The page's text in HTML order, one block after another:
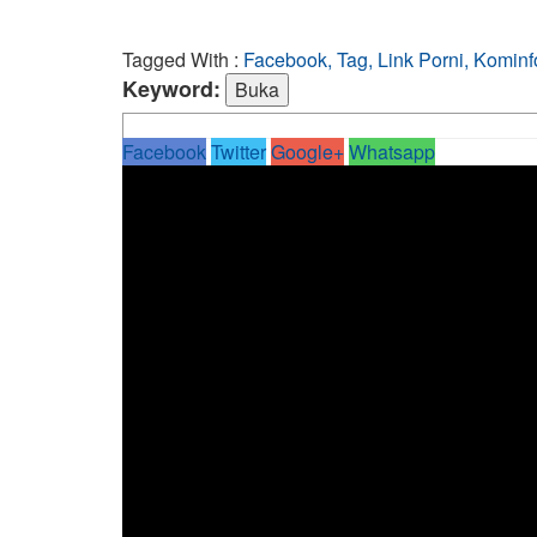
Tagged With : Facebook, Tag, Link Porni,
Keyword:
FacebookTwitterGoogle+Whatsapp